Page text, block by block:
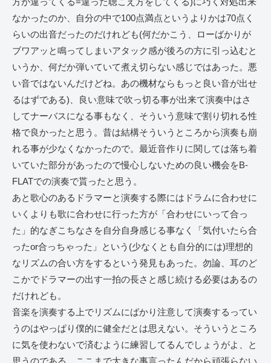
なかったのか、自分の中で100点満点というよりかは70点く
らいの出音だったのだけれども(何だかこう、ローばかりが
ブワアッと鳴ってしまいアタック感が後ろの方に引っ込むと
いうか、何だか弾いていて煮え切らない感じではあった。悪
い音ではないんだけどね。あの機材ならもっと良い音が出せ
るはずである)、良い意味で吹っ切る事が出来て演奏中はさ
してナーバスになる事もなく、そういう意味で割り切れる性
格で良かったと思う。昔は結構そういうところから演奏も崩
れる事が少なくなかったので。最近音作りに関しては落ち着
いていた部分があったので慢心しないための良い機会をB-
FLATでの演奏で貰ったと思う。
あと歌心のあるドラマーと演奏する際にはドラムに合わせに
いくよりも歌に合わせに行った方が「合わせにいって合っ
た」的なぎこちなさを自分自身感じる事なく「気付いたら合
ったor合っちゃった」という(少なくとも自分的には)理想的
なリズムの合い方をするという発見もあった。勿論、耳のど
こかでドラマーの出す一拍の長さと感じ続ける必要はあるの
だけれども。
音楽を演奏する上でリズムにばかり注意して演奏するってい
うのはやっぱり僕的に健全だとは思えない。そういうところ
に気を使わないで済むように練習してるんでしょうがよ、と